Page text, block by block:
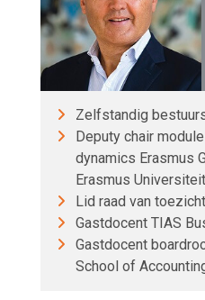
Zelfstandig
Deputy chair
dynamics Erasmus
Erasmus Universiteit
Lid raad van
Gastdocent TIAS
Gastdocent
School of